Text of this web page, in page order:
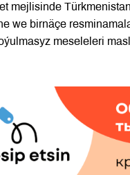
mejlisinde
we birnäçe
meseleleri